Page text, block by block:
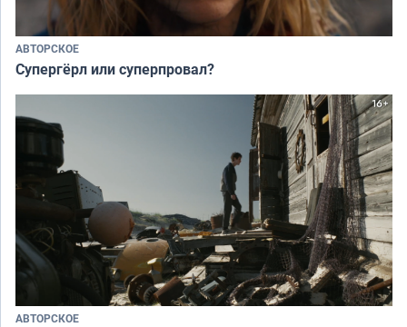
АВТОРСКОЕ
Супергёрл или суперпровал?
АВТОРСКОЕ